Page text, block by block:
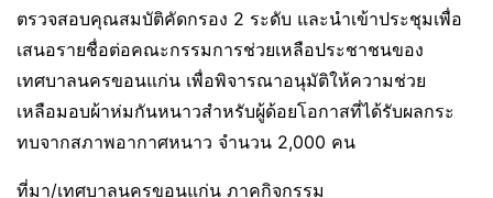
ตรวจสอบคุณสมบัติคัดกรอง 2 ระดับ และนำเข้าประชุมเพื่อ
เสนอรายชื่อต่อคณะกรรมการช่วยเหลือประชาชนของ
เทศบาลนครขอนแก่น เพื่อพิจารณาอนุมัติให้ความช่วย
เหลือมอบผ้าห่มกันหนาวสำหรับผู้ด้อยโอกาสที่ได้รับผลกระ
ทบจากสภาพอากาศหนาว จำนวน 2,000 คน
ที่มา/เทศบาลนครขอนแก่น ภาคกิจกรรม